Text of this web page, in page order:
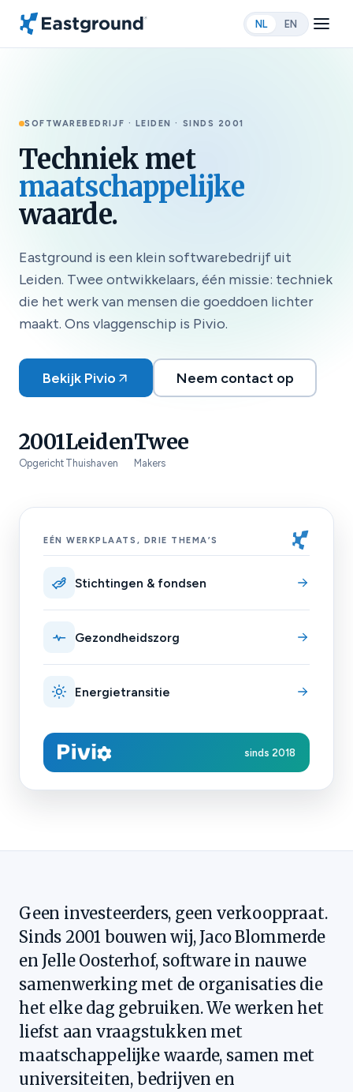
NL EN
SOFTWAREBEDRIJF · LEIDEN · SINDS 2001
Techniek met
maatschappelijke
waarde.
Eastground is een klein softwarebedrijf uit
Leiden. Twee ontwikkelaars, één missie: techniek
die het werk van mensen die goeddoen lichter
maakt. Ons vlaggenschip is Pivio.
Bekijk Pivio Neem contact op
2001
Opgericht
Leiden
Thuishaven
Twee
Makers
EÉN WERKPLAATS, DRIE THEMA’S
Stichtingen & fondsen
Gezondheidszorg
Energietransitie
sinds 2018
Geen investeerders, geen verkooppraat.
Sinds 2001 bouwen wij, Jaco Blommerde
en Jelle Oosterhof, software in nauwe
samenwerking met de organisaties die
het elke dag gebruiken. We werken het
liefst aan vraagstukken met
maatschappelijke waarde, samen met
universiteiten, bedrijven en